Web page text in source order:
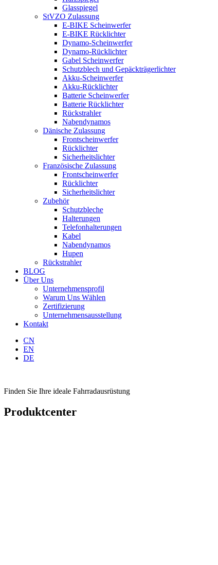
Glasspiegel
StVZO Zulassung
E-BIKE Scheinwerfer
E-BIKE Rücklichter
Dynamo-Scheinwerfer
Dynamo-Rücklichter
Gabel Scheinwerfer
Schutzblech und Gepäckträgerlichter
Akku-Scheinwerfer
Akku-Rücklichter
Batterie Scheinwerfer
Batterie Rücklichter
Rückstrahler
Nabendynamos
Dänische Zulassung
Frontscheinwerfer
Rücklichter
Sicherheitslichter
Französische Zulassung
Frontscheinwerfer
Rücklichter
Sicherheitslichter
Zubehör
Schutzbleche
Halterungen
Telefonhalterungen
Kabel
Nabendynamos
Hupen
Rückstrahler
BLOG
Über Uns
Unternehmensprofil
Warum Uns Wählen
Zertifizierung
Unternehmensausstellung
Kontakt
CN
EN
DE
Finden Sie Ihre ideale Fahrradausrüstung
Produktcenter